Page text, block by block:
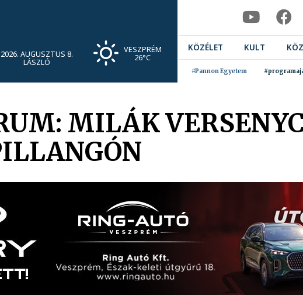
2026. AUGUSZTUS 8.
LÁSZLÓ
VESZPRÉM
26°C
KÖZÉLET KULT
#Pannon Egyetem
MILÁK